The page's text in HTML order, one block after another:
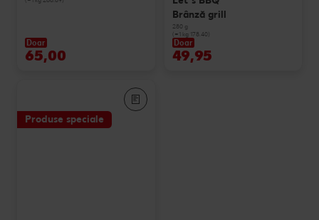
Doar
65,00
Brânză grill
280 g
(=1 kg 178.40)
Doar
49,95
Produse speciale